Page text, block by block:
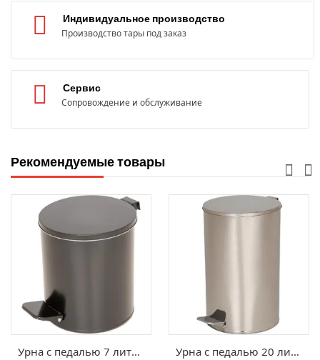
Индивидуальное производство
Производство тары под заказ
Сервис
Сопровождение и обслуживание
Рекомендуемые товары
Урна с педалью 7 литров Урна с педалью 20 литров